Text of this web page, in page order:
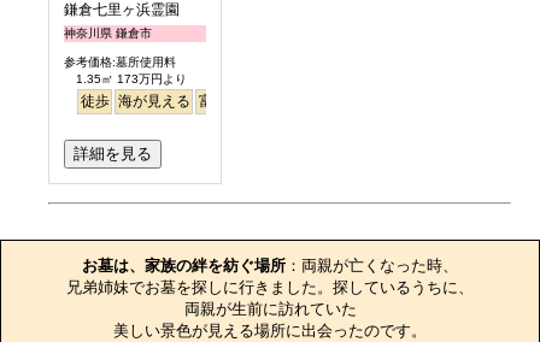
鎌倉七里ヶ浜霊園
神奈川県 鎌倉市
参考価格:墓所使用料
1.35㎡ 173万円より
徒歩 海が見える 富士山
詳細を見る
お墓は、家族の絆を紡ぐ場所 ：両親が亡くなった時、
兄弟姉妹でお墓を探しに行きました。探しているうちに、
両親が生前に訪れていた
美しい景色が見える場所に出会ったのです。